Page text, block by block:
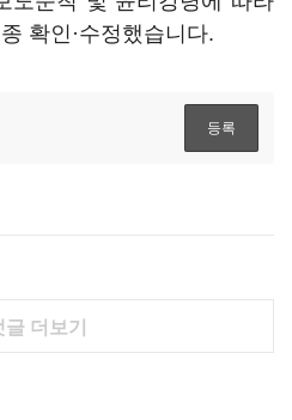
확인·수정했습니다.
글 더보기